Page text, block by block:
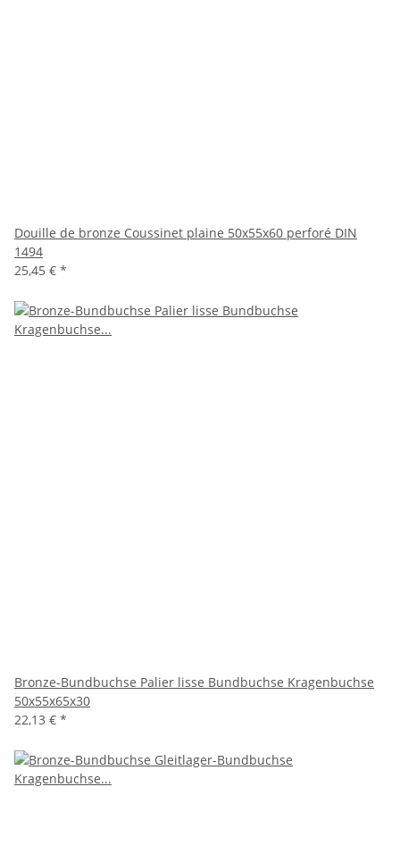
Douille de bronze Coussinet plaine 50x55x60 perforé DIN
1494
25,45 € *
Bronze-Bundbuchse Palier lisse Bundbuchse Kragenbuchse
50x55x65x30
22,13 € *